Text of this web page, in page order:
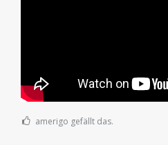
amerigo gefällt das.